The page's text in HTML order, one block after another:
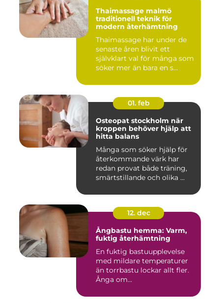
Thaimassage malmö
traditionell teknik för
modern återhämtning
Thaimassage har under de
senaste åren blivit ett
självklart val för många som
söker mer än bara en s...
01. feb
Osteopat stockholm när
kroppen behöver hjälp att
hitta balans
Många som söker hjälp för
återkommande värk har
redan provat både träning,
smärtstillande och olika ...
12. dec
Ångbastu hemma: Varm,
fuktig återhämtning
En fuktig bastuupplevelse
med mildare temperaturer
än torrbastu lockar allt fler.
Ånga om...